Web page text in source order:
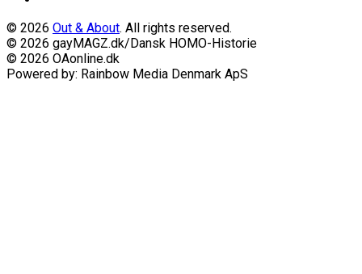
© 2026 Out & About. All rights reserved.
© 2026 gayMAGZ.dk/Dansk HOMO-Historie
© 2026 OAonline.dk
Powered by: Rainbow Media Denmark ApS